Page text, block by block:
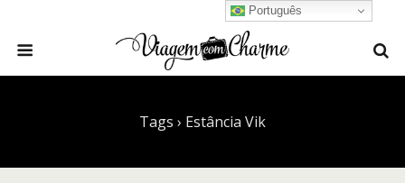
Tags › Estância Vik
Português